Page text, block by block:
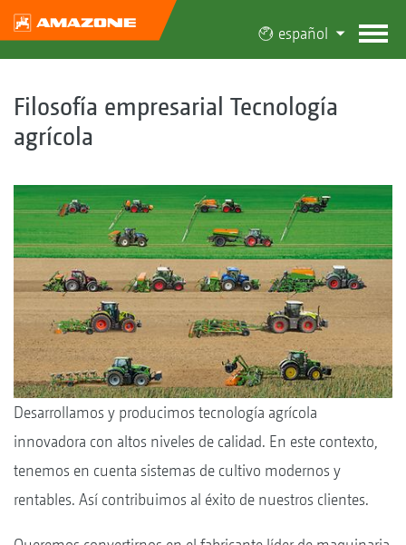
español
Filosofía empresarial Tecnología
agrícola
Desarrollamos y producimos tecnología agrícola
innovadora con altos niveles de calidad. En este contexto,
tenemos en cuenta sistemas de cultivo modernos y
rentables. Así contribuimos al éxito de nuestros clientes.